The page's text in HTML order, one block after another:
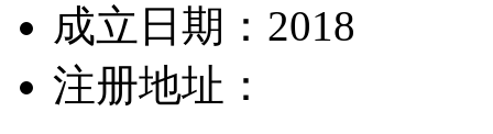
成立日期： 2018
注册地址：